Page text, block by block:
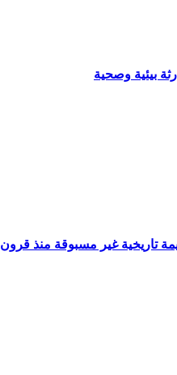
بيئية وصحية
تاريخية غير مسبوقة منذ قرون